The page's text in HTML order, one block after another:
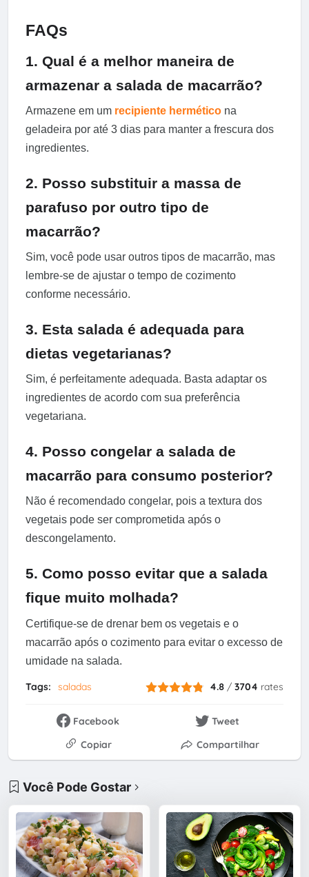
FAQs
1. Qual é a melhor maneira de
armazenar a salada de macarrão?
Armazene em um recipiente herméticona
geladeira por até 3 dias para manter a frescura dos
ingredientes.
2. Posso substituir a massa de
parafuso por outro tipo de
macarrão?
Sim, você pode usar outros tipos de macarrão, mas
lembre-se de ajustar o tempo de cozimento
conforme necessário.
3. Esta salada é adequada para
dietas vegetarianas?
Sim, é perfeitamente adequada. Basta adaptar os
ingredientes de acordo com sua preferência
vegetariana.
4. Posso congelar a salada de
macarrão para consumo posterior?
Não é recomendado congelar, pois a textura dos
vegetais pode ser comprometida após o
descongelamento.
5. Como posso evitar que a salada
fique muito molhada?
Certifique-se de drenar bem os vegetais e o
macarrão após o cozimento para evitar o excesso de
umidade na salada.
Tags: saladas 4.8 /3704 rates
Facebook
Tweet
Copiar
Compartilhar
Você Pode Gostar